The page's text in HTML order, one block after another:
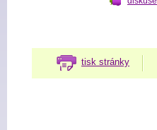
tisk stránky